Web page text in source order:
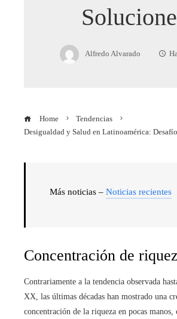
Alfredo Alvarado
Home
Tendencias
Desigualdad y Salud en Latinoamérica:
Más noticias – Noticias recientes
Concentración de
Contrariamente a la tendencia observada
XX, las últimas décadas han mostrado una
concentración de la riqueza en pocas manos,